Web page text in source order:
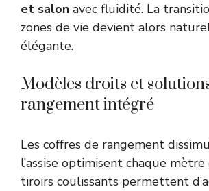
et salon avec fluidité. La
zones de vie devient alors
élégante.
Modèles droits et
rangement intégré
Les coffres de rangement
l’assise optimisent chaque mètre
tiroirs coulissants permettent